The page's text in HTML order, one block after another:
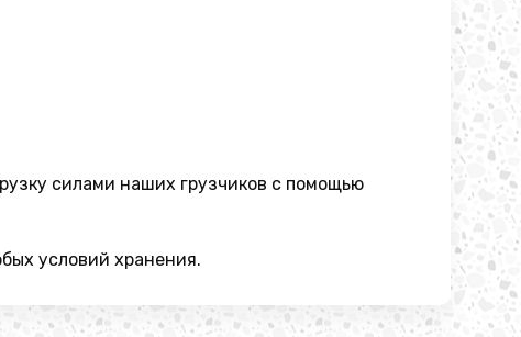
силами наших грузчиков с помощью
условий хранения.